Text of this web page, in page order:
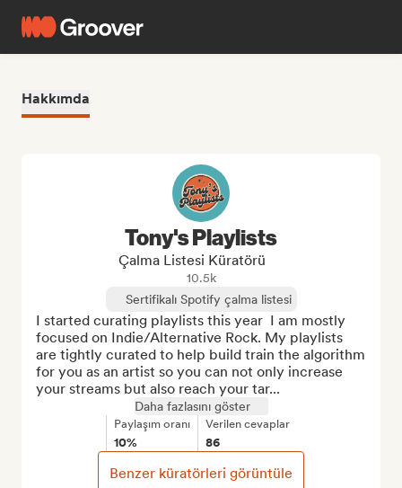
Hakkımda
Tony's Playlists
Çalma Listesi Küratörü
10.5k
Sertifikalı Spotify çalma listesi
I started curating playlists this year  I am mostly
focused on Indie/Alternative Rock. My playlists
are tightly curated to help build train the algorithm
for you as an artist so you can not only increase
your streams but also reach your tar...
Daha fazlasını göster
Paylaşım oranı
10%
Verilen cevaplar
86
Benzer küratörleri görüntüle